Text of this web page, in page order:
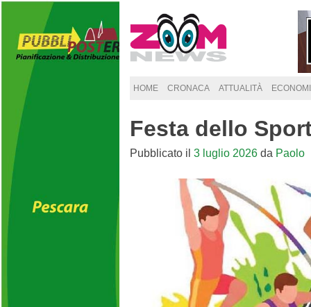
to
content
HOME CRONACA ATTUALITÀ
Festa dello
Pubblicato il 3 luglio 2026 da Paolo